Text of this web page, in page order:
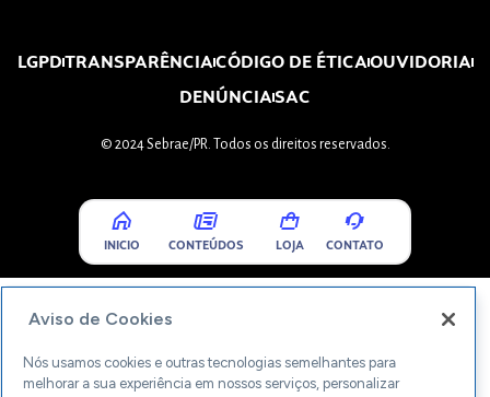
LGPDTRANSPARÊNCIACÓDIGO DE ÉTICAOUVIDORIA
DENÚNCIASAC
© 2024 Sebrae/PR. Todos os direitos reservados.
INICIO CONTEÚDOS LOJA CONTATO
Aviso de Cookies
Nós usamos cookies e outras tecnologias semelhantes para
melhorar a sua experiência em nossos serviços, personalizar